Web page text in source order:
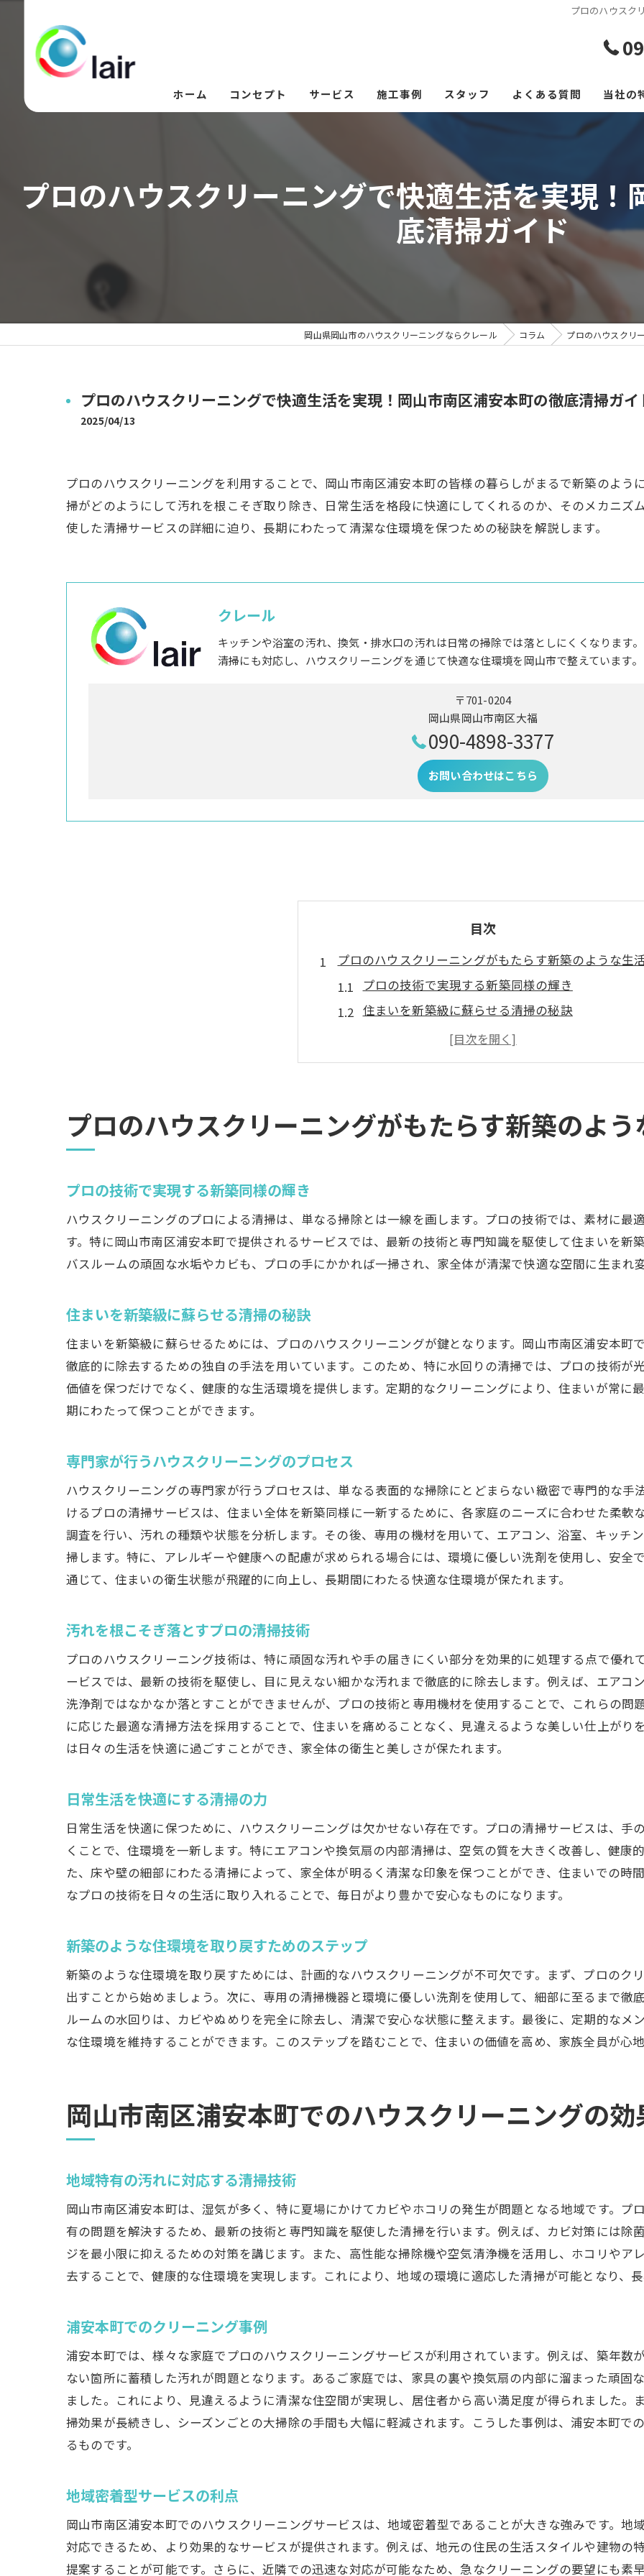
プロのハウスク
ホーム コンセプト サービス 施工事例 スタッフ よくある質問 当社の
フロー
プロのハウスクリーニングで快適生活を実現
底清掃ガイド
岡山県岡山市のハウスクリーニングならクレール コラム プロのハウスクリ
プロのハウスクリーニングで快適生活を実現！岡山市南区浦安本町の徹底清掃ガイ
2025/04/13
プロのハウスクリーニングを利用することで、岡山市南区浦安本町の皆様の暮らしがまるで新築のよう
掃がどのようにして汚れを根こそぎ取り除き、日常生活を格段に快適にしてくれるのか、そのメカニズ
使した清掃サービスの詳細に迫り、長期にわたって清潔な住環境を保つための秘訣を解説します。
クレール
キッチンや浴室の汚れ、換気・排水口の汚れは日常の掃除では落としにくくなります
清掃にも対応し、ハウスクリーニングを通じて快適な住環境を岡山市で整えています。
〒701-0204
岡山県岡山市南区大福
090-4898-3377
お問い合わせはこちら
目次
プロのハウスクリーニングがもたらす新築のような生
プロの技術で実現する新築同様の輝き
住まいを新築級に蘇らせる清掃の秘訣
専門家が行うハウスクリーニングのプロセス
汚れを根こそぎ落とすプロの清掃技術
新築のような住環境を取り戻すためのステップ
岡山市南区浦安本町でのハウスクリーニングの効果と
地域密着型サービスの利点
地元の生活環境に適した清掃プラン
長期間効果を持続させるためのポイント
専門技術が生み出す驚異の清掃力
日常掃除とプロの清掃の違い
プロが使用する専門道具と洗剤
水回りこそプロのハウスクリーニングが効果的
水回りのしつこい汚れを一掃
バスルームとキッチンのクリーニング
プロが行うカビや石鹸カスの除去法
水漏れや湿気対策もお任せ
長期的な清潔さを保つためのハウスクリーニング戦略
持続可能な清掃プランの立案
長期間清潔を保つ秘訣
プロが推奨するメンテナンス方法
プロの清掃計画が家の価値を守る鍵になる
資産価値を守るための清掃戦略
家の価値を高める清掃の重要性
予防的な清掃がもたらす経済的効果
プロの清掃が家の耐久性を高める理由
将来的な資産価値向上のためのクリーニング
清掃のプロが提案する効率的な家全体の清掃プラン
効率的な清掃プランの立て方
時間と労力を節約する方法
定期清掃のメリットと必要性
継続的な清掃がもたらす生活の質向上
美しい住環境を保つための定期的なメンテナンス
プロのハウスクリーニングがもたらす新築のよう
プロの技術で実現する新築同様の輝き
ハウスクリーニングのプロによる清掃は、単なる掃除とは一線を画します。プロの技術では、素材に最
す。特に岡山市南区浦安本町で提供されるサービスでは、最新の技術と専門知識を駆使して住まいを新
バスルームの頑固な水垢やカビも、プロの手にかかれば一掃され、家全体が清潔で快適な空間に生まれ
住まいを新築級に蘇らせる清掃の秘訣
住まいを新築級に蘇らせるためには、プロのハウスクリーニングが鍵となります。岡山市南区浦安本町
徹底的に除去するための独自の手法を用いています。このため、特に水回りの清掃では、プロの技術が
価値を保つだけでなく、健康的な生活環境を提供します。定期的なクリーニングにより、住まいが常に
期にわたって保つことができます。
専門家が行うハウスクリーニングのプロセス
ハウスクリーニングの専門家が行うプロセスは、単なる表面的な掃除にとどまらない緻密で専門的な手
けるプロの清掃サービスは、住まい全体を新築同様に一新するために、各家庭のニーズに合わせた柔軟
調査を行い、汚れの種類や状態を分析します。その後、専用の機材を用いて、エアコン、浴室、キッチ
掃します。特に、アレルギーや健康への配慮が求められる場合には、環境に優しい洗剤を使用し、安全
通じて、住まいの衛生状態が飛躍的に向上し、長期間にわたる快適な住環境が保たれます。
汚れを根こそぎ落とすプロの清掃技術
プロのハウスクリーニング技術は、特に頑固な汚れや手の届きにくい部分を効果的に処理する点で優れ
ービスでは、最新の技術を駆使し、目に見えない細かな汚れまで徹底的に除去します。例えば、エアコ
洗浄剤ではなかなか落とすことができませんが、プロの技術と専用機材を使用することで、これらの問
に応じた最適な清掃方法を採用することで、住まいを痛めることなく、見違えるような美しい仕上がり
は日々の生活を快適に過ごすことができ、家全体の衛生と美しさが保たれます。
日常生活を快適にする清掃の力
日常生活を快適に保つために、ハウスクリーニングは欠かせない存在です。プロの清掃サービスは、手
くことで、住環境を一新します。特にエアコンや換気扇の内部清掃は、空気の質を大きく改善し、健康
た、床や壁の細部にわたる清掃によって、家全体が明るく清潔な印象を保つことができ、住まいでの時
なプロの技術を日々の生活に取り入れることで、毎日がより豊かで安心なものになります。
新築のような住環境を取り戻すためのステップ
新築のような住環境を取り戻すためには、計画的なハウスクリーニングが不可欠です。まず、プロのク
出すことから始めましょう。次に、専用の清掃機器と環境に優しい洗剤を使用して、細部に至るまで徹
ルームの水回りは、カビやぬめりを完全に除去し、清潔で安心な状態に整えます。最後に、定期的なメ
な住環境を維持することができます。このステップを踏むことで、住まいの価値を高め、家族全員が心
岡山市南区浦安本町でのハウスクリーニングの
地域特有の汚れに対応する清掃技術
岡山市南区浦安本町は、湿気が多く、特に夏場にかけてカビやホコリの発生が問題となる地域です。プ
有の問題を解決するため、最新の技術と専門知識を駆使した清掃を行います。例えば、カビ対策には除
ジを最小限に抑えるための対策を講じます。また、高性能な掃除機や空気清浄機を活用し、ホコリやア
去することで、健康的な住環境を実現します。これにより、地域の環境に適応した清掃が可能となり、
浦安本町でのクリーニング事例
浦安本町では、様々な家庭でプロのハウスクリーニングサービスが利用されています。例えば、築年数
ない箇所に蓄積した汚れが問題となります。あるご家庭では、家具の裏や換気扇の内部に溜まった頑固
ました。これにより、見違えるように清潔な住空間が実現し、居住者から高い満足度が得られました。
掃効果が長続きし、シーズンごとの大掃除の手間も大幅に軽減されます。こうした事例は、浦安本町で
るものです。
地域密着型サービスの利点
岡山市南区浦安本町でのハウスクリーニングサービスは、地域密着型であることが大きな強みです。地
対応できるため、より効果的なサービスが提供されます。例えば、地元の住民の生活スタイルや建物の
提案することが可能です。さらに、近隣での迅速な対応が可能なため、急なクリーニングの要望にも素